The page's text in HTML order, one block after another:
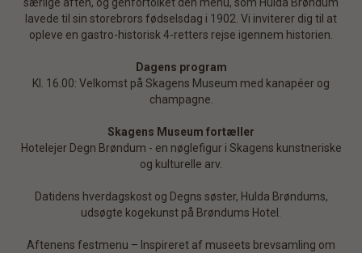
lavede til sin storebrors fødselsdag i 1902. Vi inviterer dig til at
opleve en gastro-historisk 4-retters rejse igennem historien.
Dagens program
Kl. 16.00: Velkomst på Skagens Museum med kanapéer og
champagne.
Skagens Museum fortæller
Hotelejer Degn Brøndum - en nøglefigur i Skagens kunstneriske
og kulturelle arv.
Datidens hverdagskost og Degns søster, Hulda Brøndums,
udsøgte kogekunst på Brøndums Hotel.
Aftenens festmenu – Inspireret af museets brevsamling om